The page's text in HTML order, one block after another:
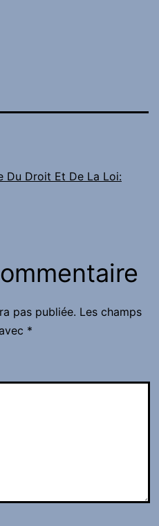
Du Droit Et De La Loi:
pas publiée. Les champs
*